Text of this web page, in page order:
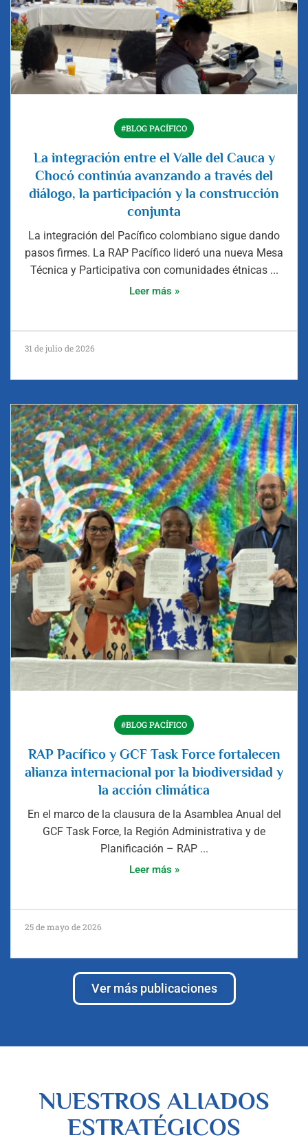
#BLOG PACÍFICO
La integración entre el Valle del Cauca y
Chocó continúa avanzando a través del
diálogo, la participación y la construcción
conjunta
La integración del Pacífico colombiano sigue dando
pasos firmes. La RAP Pacífico lideró una nueva Mesa
Técnica y Participativa con comunidades étnicas ...
Leer más »
31 de julio de 2026
#BLOG PACÍFICO
RAP Pacífico y GCF Task Force fortalecen
alianza internacional por la biodiversidad y
la acción climática
En el marco de la clausura de la Asamblea Anual del
GCF Task Force, la Región Administrativa y de
Planificación – RAP ...
Leer más »
25 de mayo de 2026
Ver más publicaciones
NUESTROS ALIADOS
ESTRATÉGICOS